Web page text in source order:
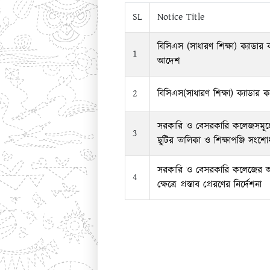
SL Notice Title
1
বিসিএস (সাধারণ শিক্ষা)
আদেশ
2 বিসিএস(সাধারণ শিক্ষা) ক্যাডার
3
সরকারি ও বেসরকারি
ছুটির তালিকা ও শিক্ষাপঞ্জি
4
সরকারি ও বেসরকারি কলেজের
ক্ষেত্রে প্রস্তাব প্রেরণের নির্দেশনা